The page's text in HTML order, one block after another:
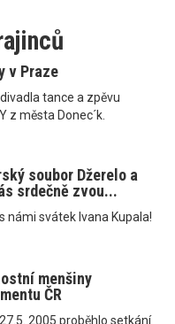
v Praze
tance a zpěvu
z města Donec´k.
soubor Džerelo a
srdečně zvou...
námi svátek Ivana Kupala!
menšiny
ČR
2005 proběhlo setkání